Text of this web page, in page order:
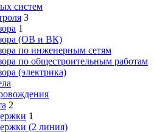
систем
3
1
(ОВ и ВК)
по инженерным сетям
по общестроительным работам
(электрика)
2
1
(2 линия)